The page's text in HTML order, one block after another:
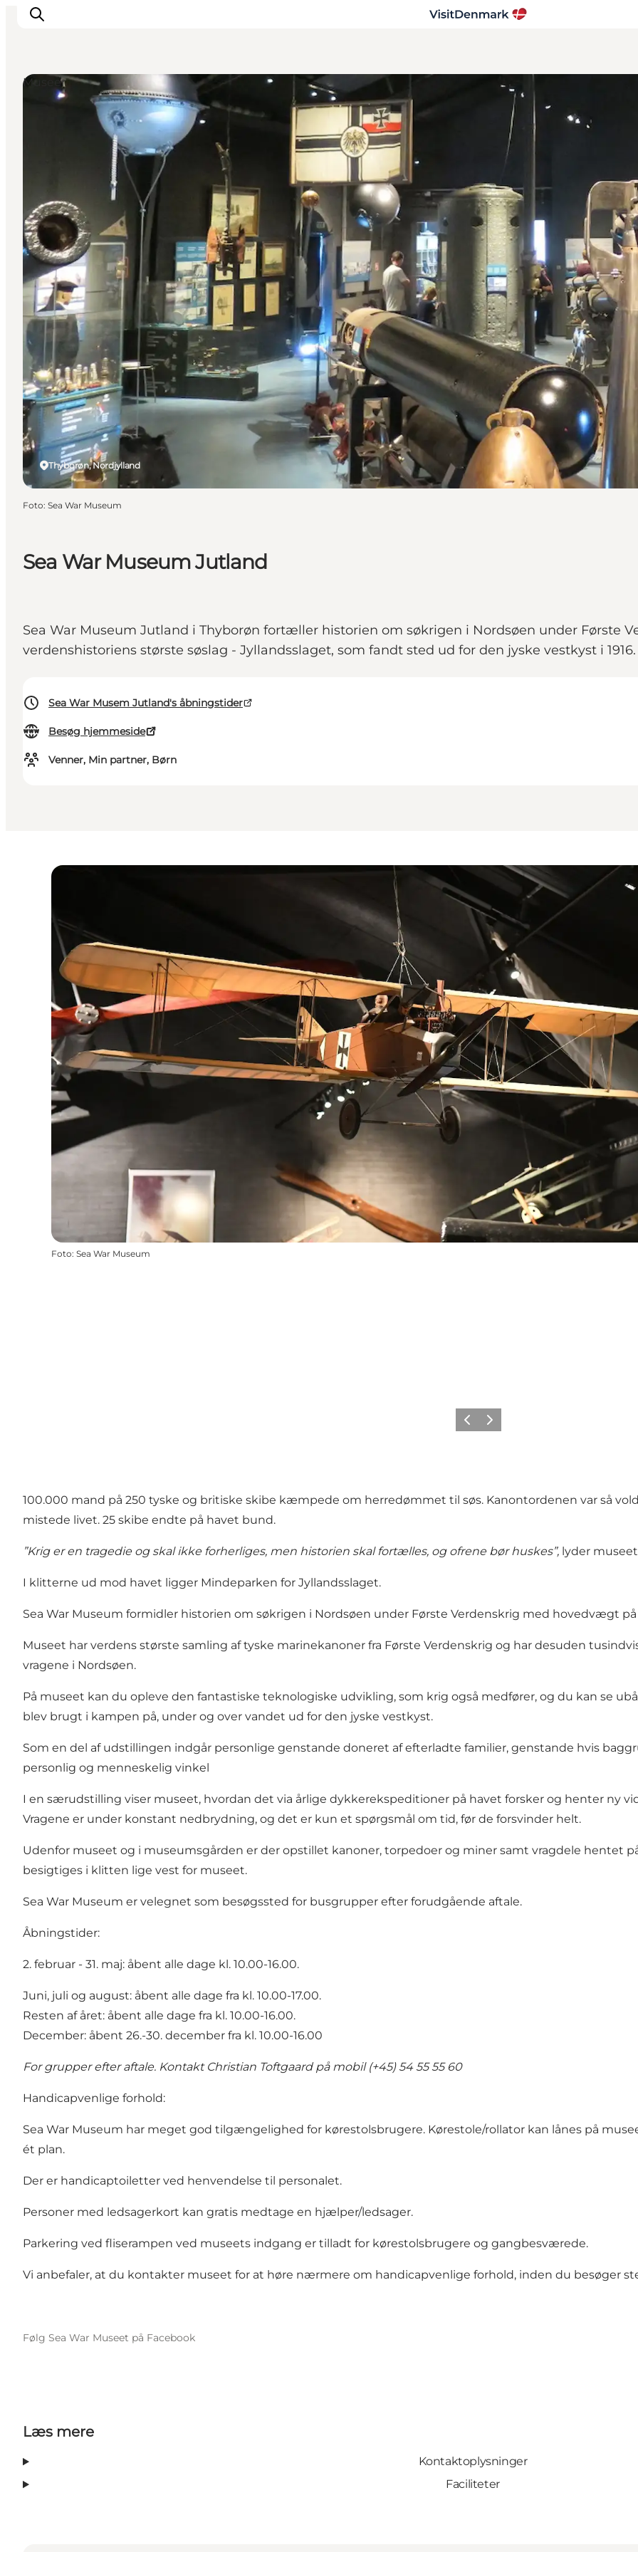
Inspiration
Destinationer
Overnatning
Planlæg ferien
Sea War Museum Jutland
Sea War Museum Jutland i Thyborøn fortæller historien om søkrigen i Nordsøen under Første
verdenshistoriens største søslag - Jyllandsslaget, som fandt sted ud for den jyske vestkyst i
Sea War Musem Jutland's åbningstider
Besøg hjemmeside
Venner, Min partner, Børn
Thyborøn, Nordjylland
Museer
Foto: Sea War Museum
Foto: Sea War Museum
ForrigeNæste
100.000 mand på 250 tyske og britiske skibe kæmpede om herredømmet til søs. Kanontordenen var så
mistede livet. 25 skibe endte på havet bund.
”Krig er en tragedie og skal ikke forherliges, men historien skal fortælles, og ofrene bør huskes”, lyder
I klitterne ud mod havet ligger Mindeparken for Jyllandsslaget.
Sea War Museum formidler historien om søkrigen i Nordsøen under Første Verdenskrig med hovedvægt på
Museet har verdens største samling af tyske marinekanoner fra Første Verdenskrig og har desuden
vragene i Nordsøen.
På museet kan du opleve den fantastiske teknologiske udvikling, som krig også medfører, og du kan se
blev brugt i kampen på, under og over vandet ud for den jyske vestkyst.
Som en del af udstillingen indgår personlige genstande doneret af efterladte familier, genstande hvis
personlig og menneskelig vinkel
I en særudstilling viser museet, hvordan det via årlige dykkerekspeditioner på havet forsker og henter ny
Vragene er under konstant nedbrydning, og det er kun et spørgsmål om tid, før de forsvinder helt.
Udenfor museet og i museumsgården er der opstillet kanoner, torpedoer og miner samt vragdele hentet
besigtiges i klitten lige vest for museet.
Sea War Museum er velegnet som besøgssted for busgrupper efter forudgående aftale.
Åbningstider:
2. februar - 31. maj: åbent alle dage kl. 10.00-16.00.
Juni, juli og august: åbent alle dage fra kl. 10.00-17.00.
Resten af året: åbent alle dage fra kl. 10.00-16.00.
December: åbent 26.-30. december fra kl. 10.00-16.00
For grupper efter aftale. Kontakt Christian Toftgaard på mobil (+45) 54 55 55 60
Handicapvenlige forhold:
Sea War Museum har meget god tilgængelighed for kørestolsbrugere. Kørestole/rollator kan lånes på
ét plan.
Der er handicaptoiletter ved henvendelse til personalet.
Personer med ledsagerkort kan gratis medtage en hjælper/ledsager.
Parkering ved fliserampen ved museets indgang er tilladt for kørestolsbrugere og gangbesværede.
Vi anbefaler, at du kontakter museet for at høre nærmere om handicapvenlige forhold, inden du besøger
Følg Sea War Museet på Facebook
Læs mere
Kontaktoplysninger
Faciliteter